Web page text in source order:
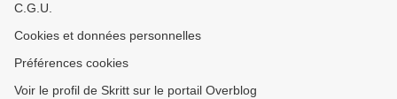
C.G.U.
Cookies et données personnelles
Préférences cookies
Voir le profil de Skritt sur le portail Overblog